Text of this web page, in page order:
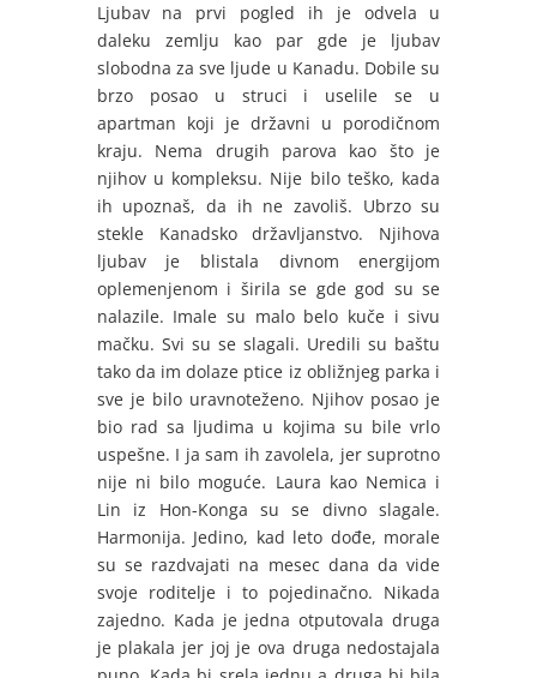
Ljubav na prvi pogled ih je odvela u
daleku zemlju kao par gde je ljubav
slobodna za sve ljude u Kanadu. Dobile su
brzo posao u struci i uselile se u
apartman koji je državni u porodičnom
kraju. Nema drugih parova kao što je
njihov u kompleksu. Nije bilo teško, kada
ih upoznaš, da ih ne zavoliš. Ubrzo su
stekle Kanadsko državljanstvo. Njihova
ljubav je blistala divnom energijom
oplemenjenom i širila se gde god su se
nalazile. Imale su malo belo kuče i sivu
mačku. Svi su se slagali. Uredili su baštu
tako da im dolaze ptice iz obližnjeg parka i
sve je bilo uravnoteženo. Njihov posao je
bio rad sa ljudima u kojima su bile vrlo
uspešne. I ja sam ih zavolela, jer suprotno
nije ni bilo moguće. Laura kao Nemica i
Lin iz Hon-Konga su se divno slagale.
Harmonija. Jedino, kad leto dođe, morale
su se razdvajati na mesec dana da vide
svoje roditelje i to pojedinačno. Nikada
zajedno. Kada je jedna otputovala druga
je plakala jer joj je ova druga nedostajala